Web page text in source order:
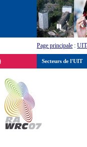
Page principale :
Secteurs de l'UIT